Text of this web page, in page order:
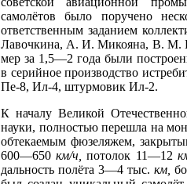
самолётов было поручено
ответственным заданием
Лавочкина, А. И. Микояна, В. М.
мер за 1,5—2 года были
в серийное производство
Пе-8, Ил-4, штурмовик Ил-2.
К началу Великой
науки, полностью перешла на
обтекаемым фюзеляжем,
600—650км/ч, потолок 11—12
дальность полёта 3—4 тыс. км,